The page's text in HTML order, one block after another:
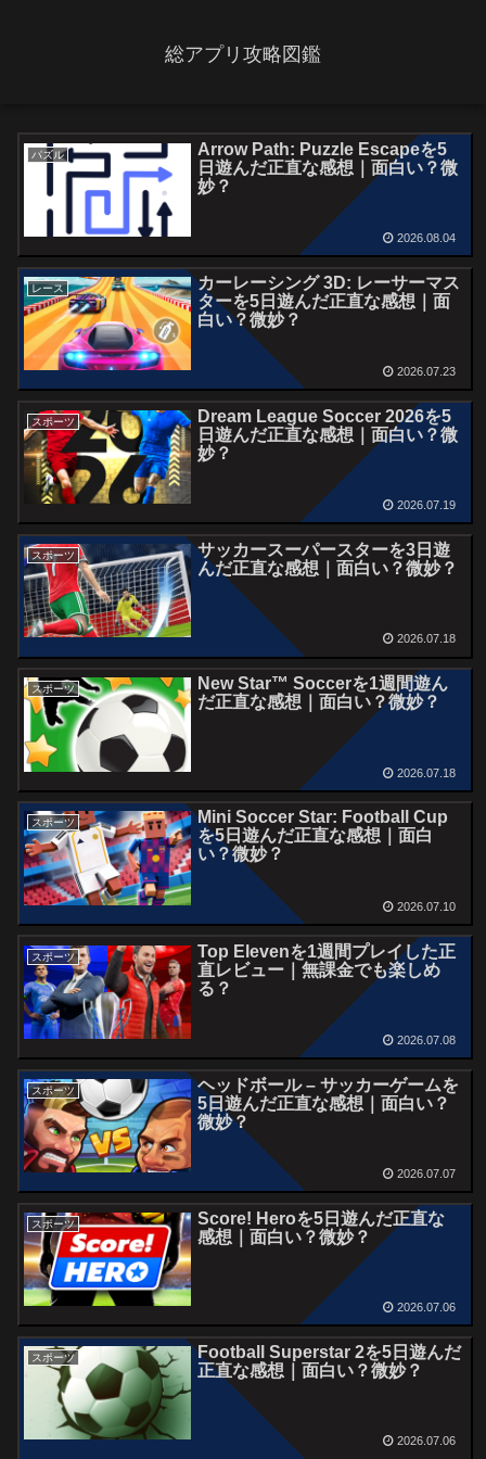
総アプリ攻略図鑑
パズル
Arrow Path: Puzzle Escapeを5
日遊んだ正直な感想｜面白い？微
妙？
2026.08.04
レース
カーレーシング 3D: レーサーマス
ターを5日遊んだ正直な感想｜面
白い？微妙？
2026.07.23
スポーツ
Dream League Soccer 2026を5
日遊んだ正直な感想｜面白い？微
妙？
2026.07.19
スポーツ
サッカースーパースターを3日遊
んだ正直な感想｜面白い？微妙？
2026.07.18
スポーツ
New Star™ Soccerを1週間遊ん
だ正直な感想｜面白い？微妙？
2026.07.18
スポーツ
Mini Soccer Star: Football Cup
を5日遊んだ正直な感想｜面白
い？微妙？
2026.07.10
スポーツ
Top Elevenを1週間プレイした正
直レビュー｜無課金でも楽しめ
る？
2026.07.08
スポーツ
ヘッドボール – サッカーゲームを
5日遊んだ正直な感想｜面白い？
微妙？
2026.07.07
スポーツ
Score! Heroを5日遊んだ正直な
感想｜面白い？微妙？
2026.07.06
スポーツ
Football Superstar 2を5日遊んだ
正直な感想｜面白い？微妙？
2026.07.06